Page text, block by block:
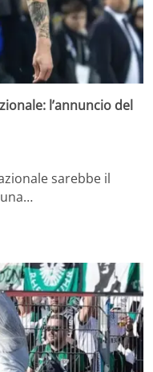
l’annuncio del
sarebbe il